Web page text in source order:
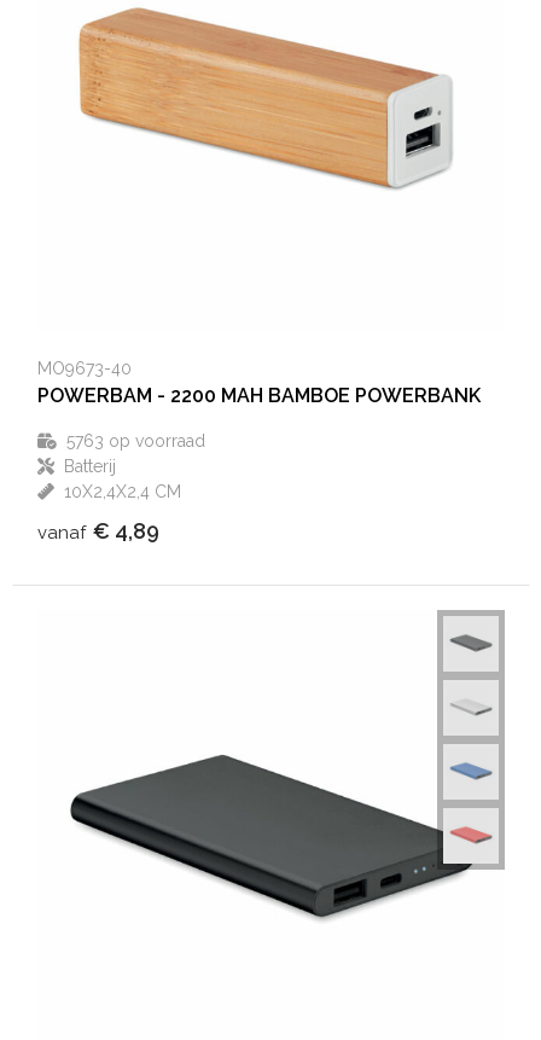
MO9673-40
POWERBAM - 2200 MAH BAMBOE POWERBANK
5763 op voorraad
Batterij
10X2,4X2,4 CM
vanaf € 4,89